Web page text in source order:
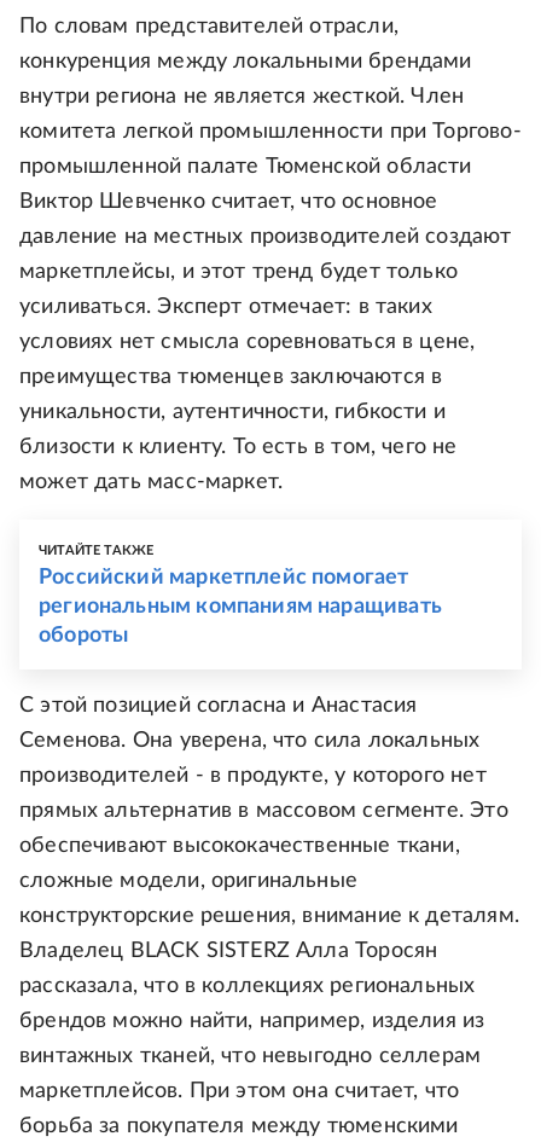
По словам представителей отрасли,
конкуренция между локальными брендами
внутри региона не является жесткой. Член
комитета легкой промышленности при Торгово-
промышленной палате Тюменской области
Виктор Шевченко считает, что основное
давление на местных производителей создают
маркетплейсы, и этот тренд будет только
усиливаться. Эксперт отмечает: в таких
условиях нет смысла соревноваться в цене,
преимущества тюменцев заключаются в
уникальности, аутентичности, гибкости и
близости к клиенту. То есть в том, чего не
может дать масс-маркет.
ЧИТАЙТЕ ТАКЖЕ
Российский маркетплейс помогает
региональным компаниям наращивать
обороты
С этой позицией согласна и Анастасия
Семенова. Она уверена, что сила локальных
производителей - в продукте, у которого нет
прямых альтернатив в массовом сегменте. Это
обеспечивают высококачественные ткани,
сложные модели, оригинальные
конструкторские решения, внимание к деталям.
Владелец BLACK SISTERZ Алла Торосян
рассказала, что в коллекциях региональных
брендов можно найти, например, изделия из
винтажных тканей, что невыгодно селлерам
маркетплейсов. При этом она считает, что
борьба за покупателя между тюменскими